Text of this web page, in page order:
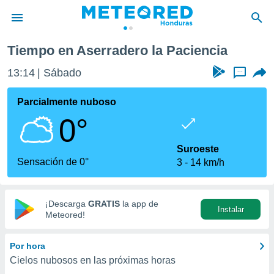
de
ha sido
que se
calidad.
a este
las
y
digital
basada
Tiempo en Aserradero la Paciencia
13:14 Sábado ...
Parcialmente nuboso
0°
Sensación de 0°
Suroeste
3
14 km/h
¡Descarga GRATIS la app de
Meteored!
Instalar
Por hora
Cielos nubosos en las próximas horas